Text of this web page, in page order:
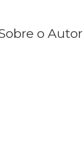
o Autor